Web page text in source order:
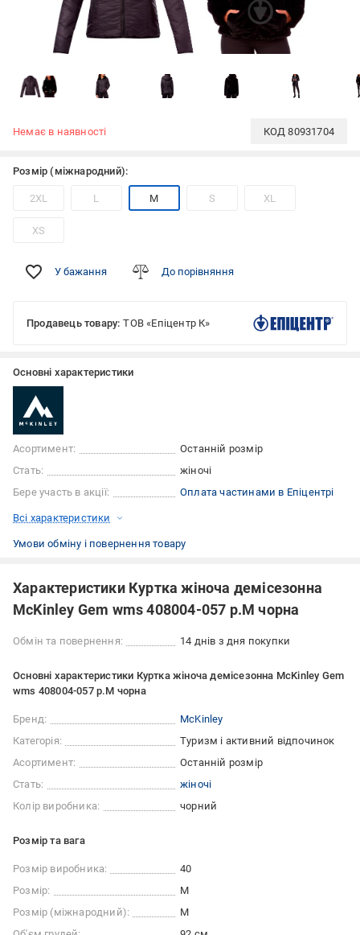
Немає в наявності КОД80931704
Розмір (міжнародний):
2XL L M S XL
XS
У бажання До порівняння
Продавець товару: ТОВ «Епіцентр К»
Основні характеристики
Асортимент:
Останній розмір
Стать:
жіночі
Бере участь в акції:
Оплата частинами в Епіцентрі
Всі характеристики
Умови обміну і повернення товару
Характеристики Куртка жіноча демісезонна
McKinley Gem wms 408004-057 р.M чорна
Обмін та повернення: 14 днів з дня покупки
Основні характеристики Куртка жіноча демісезонна McKinley Gem
wms 408004-057 р.M чорна
Бренд:
McKinley
Категорія:
Туризм і активний відпочинок
Асортимент:
Останній розмір
Стать:
жіночі
Колір виробника:
чорний
Розмір та вага
Розмір виробника:
40
Розмір:
M
Розмір (міжнародний):
M